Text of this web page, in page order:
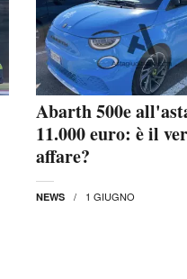
Abarth 500e
11.000 euro: è il
affare?
NEWS 1 GIUGNO